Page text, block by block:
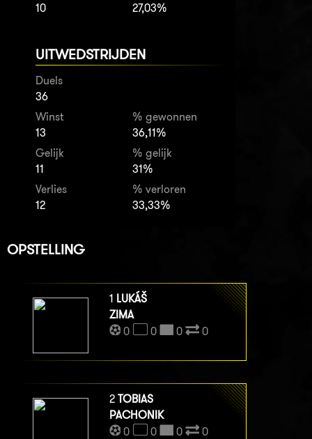
10
27,03%
UITWEDSTRIJDEN
Duels
36
Winst
13
% gewonnen
36,11%
Gelijk
11
% gelijk
31%
Verlies
12
% verloren
33,33%
OPSTELLING
1 LUKÁŠ
ZIMA
0
0 0 0
2 TOBIAS
PACHONIK
0
0 0 0